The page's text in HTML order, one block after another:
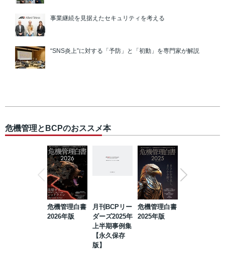
事業継続を見据えたセキュリティを考える
“SNS炎上”に対する「予防」と「初動」を専門家が解説
危機管理とBCPのおススメ本
危機管理白書
2026年版
月刊BCPリー
ダーズ2025年
上半期事例集
【永久保存
版】
危機管理白書
2025年版